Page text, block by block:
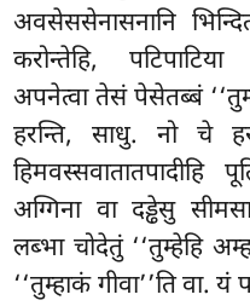
अवसेससेनासनानि
करोन्तेहि, पटिपाटिया
अपनेत्वा तेसं पेसेतब्बं
हरन्ति, साधु. नो चे
अग्गिना वा दड्ढेसु
लब्भा चोदेतुं ‘‘तुम्हेहि
‘‘तुम्हाकं गीवा’’ति वा.